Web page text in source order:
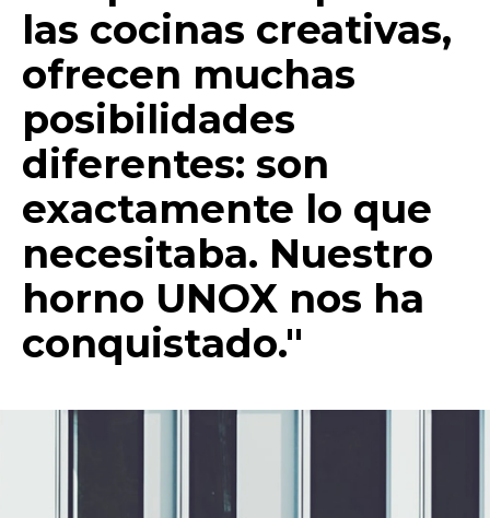
las cocinas creativas,
ofrecen muchas
posibilidades
diferentes: son
exactamente lo que
necesitaba. Nuestro
horno UNOX nos ha
conquistado."